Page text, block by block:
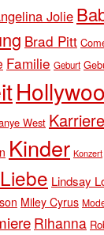
Jolie
Brad Pitt
Familie Geburt
West Karriere
Kinder Konzert
Liebe Lindsay
Miley Cyrus
Rihanna